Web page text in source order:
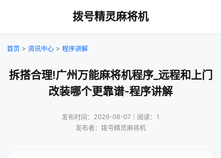
拨号精灵麻将机
首页 > 资讯中心 > 程序讲解
拆搭合理!广州万能麻将机程序_远程和上门
改装哪个更靠谱-程序讲解
发布时间：2026-08-07｜阅读：1
发布者：拨号精灵麻将机